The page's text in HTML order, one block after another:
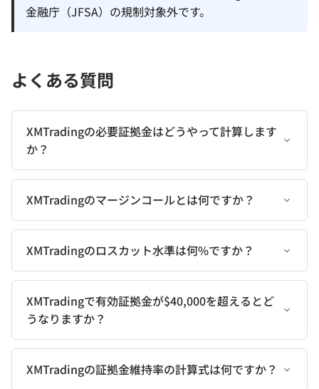
金融庁（JFSA）の規制対象外です。
よくある質問
XMTradingの必要証拠金はどうやって計算します
か？
XMTradingのマージンコールとは何ですか？
XMTradingのロスカット水準は何%ですか？
XMTradingで有効証拠金が$40,000を超えるとど
うなりますか？
XMTradingの証拠金維持率の計算式は何ですか？